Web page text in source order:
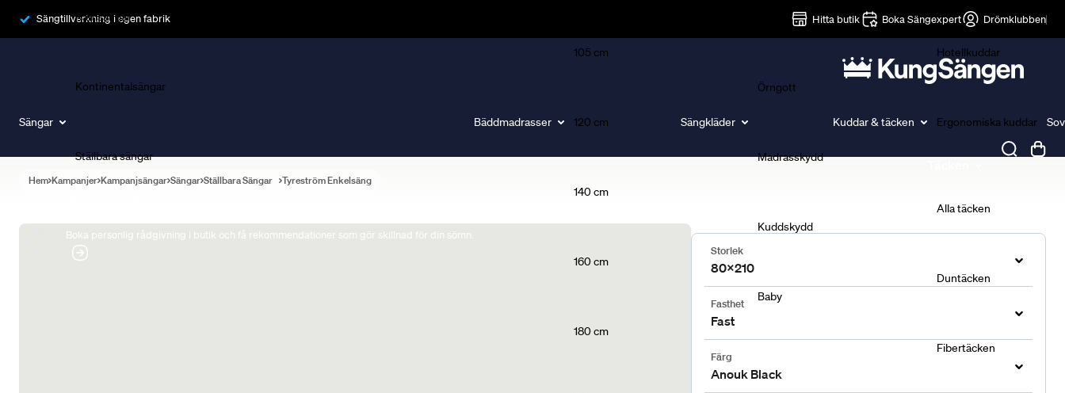
Sängtillverkning i egen fabrik Hitta butik Boka Sängexpert Drömklubben
Sängar
Ramsängar
Kontinentalsängar
Ställbara sängar
Boka personlig rådgivning i butik och få rekommendationer som gör skillnad för din sömn.
Bäddmadrasser
105 cm
120 cm
140 cm
160 cm
180 cm
Sängkläder
Örngott
Madrasskydd
Kuddskydd
Baby
Kuddar & täcken
Hotellkuddar
Ergonomiska kuddar
Alla täcken
Duntäcken
Fibertäcken
Hem Kampanjer Kampanjsängar Sängar Ställbara Sängar Tyreström Enkelsäng
Storlek
80x210
Fasthet
Fast
Färg
Anouk Black